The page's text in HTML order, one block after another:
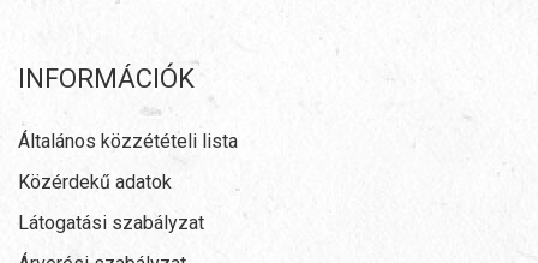
INFORMÁCIÓK
Általános közzétételi lista
Közérdekű adatok
Látogatási szabályzat